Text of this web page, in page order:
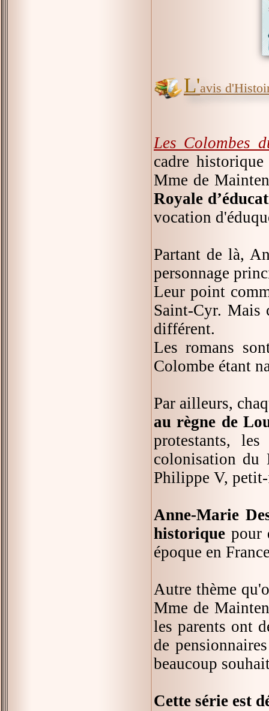
L'avis
Les Colombes
cadre
Mme de
Royale
vocation
Partant de là,
personnage
Leur point
Saint-Cyr. Mais
différent.
Les romans
Colombe étant
Par ailleurs,
au règne de
protestants,
colonisation du
Philippe V,
Anne-Marie
historique pour
époque en
Autre thème
Mme de
les parents ont
de
beaucoup
Cette série est